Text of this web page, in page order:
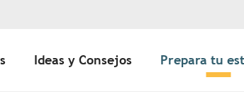
Ideas y Consejos Prepara tu